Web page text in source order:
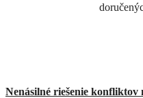
Nenásilné riešenie